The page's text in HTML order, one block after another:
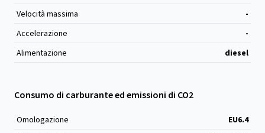
Velocità massima
-
Accelerazione
-
Alimentazione
diesel
Consumo di carburante ed emissioni di CO2
Omologazione
EU6.4